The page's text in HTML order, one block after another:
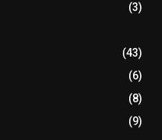
(3)
(43)
(6)
(8)
(9)